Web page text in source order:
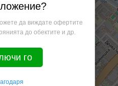
да виждате офертите
до обектите и др.
го